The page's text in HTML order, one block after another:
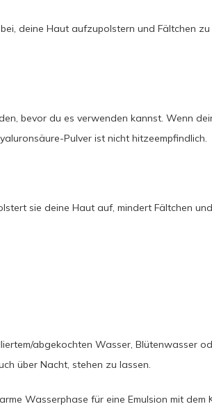
deine Haut aufzupolstern und Fältchen
bevor du es verwenden kannst. Wenn
Pulver ist nicht hitzeempfindlich.
sie deine Haut auf, mindert Fältchen
abgekochten Wasser, Blütenwasser
über Nacht, stehen zu lassen.
Wasserphase für eine Emulsion mit dem